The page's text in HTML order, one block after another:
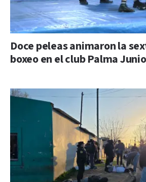
Doce peleas animaron la
boxeo en el club Palma